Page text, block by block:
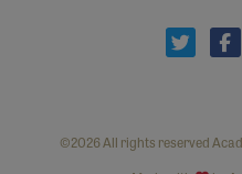
©2026 All rights reserved